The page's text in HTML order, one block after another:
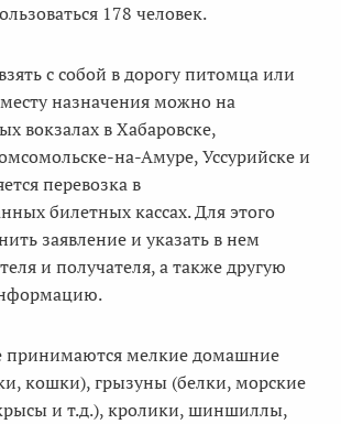
178 человек.
с собой в дорогу питомца или
назначения можно на
вокзалах в Хабаровске,
на-Амуре, Уссурийске и
перевозка в
билетных кассах. Для этого
заявление и указать в нем
и получателя, а также другую
принимаются мелкие домашние
кошки), грызуны (белки, морские
и т.д.), кролики, шиншиллы,